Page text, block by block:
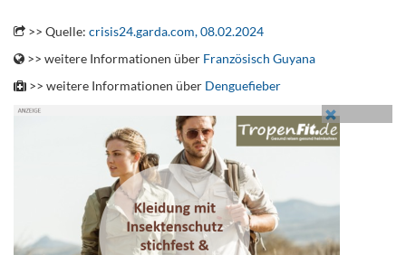
>> Quelle: crisis24.garda.com, 08.02.2024
>> weitere Informationen über Französisch Guyana
>> weitere Informationen über Denguefieber